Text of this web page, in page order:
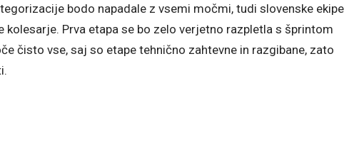
bodo napadale z vsemi močmi, tudi slovenske ekipe
Prva etapa se bo zelo verjetno razpletla s šprintom
čisto vse, saj so etape tehnično zahtevne in razgibane, zato